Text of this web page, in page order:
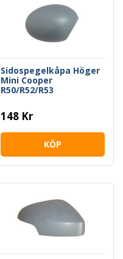
Sidospegelkåpa Höger
Mini Cooper
R50/R52/R53
148 Kr
KÖP